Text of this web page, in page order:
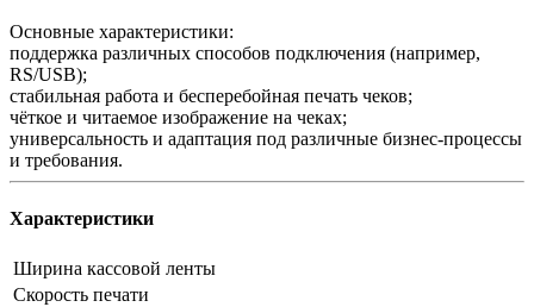
Основные характеристики:
поддержка различных способов подключения (например,
RS/USB);
стабильная работа и бесперебойная печать чеков;
чёткое и читаемое изображение на чеках;
универсальность и адаптация под различные бизнес-процессы
и требования.
Характеристики
Ширина кассовой ленты
Скорость печати